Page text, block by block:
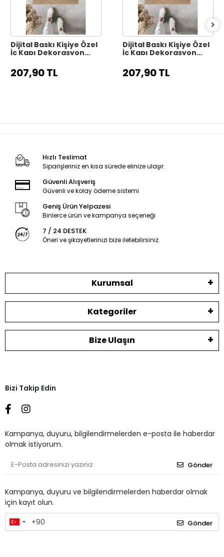
Dijital Baskı Kişiye Özel
İç Kapı Dekorasyon
207,90 TL
Dijital Baskı Kişiye Özel
İç Kapı Dekorasyon
207,90 TL
Hızlı Teslimat
Siparişleriniz en kısa sürede elinize ulaşır.
Güvenli Alışveriş
Güvenli ve kolay ödeme sistemi
Geniş Ürün Yelpazesi
Binlerce ürün ve kampanya seçeneği
7 / 24 DESTEK
Öneri ve şikayetlerinizi bize iletebilirsiniz.
Kurumsal
Kategoriler
Bize Ulaşın
Bizi Takip Edin
Kampanya, duyuru, bilgilendirmelerden e-posta ile haberdar
olmak istiyorum.
Gönder
Kampanya, duyuru ve bilgilendirmelerden haberdar olmak
için kayıt olun.
Gönder